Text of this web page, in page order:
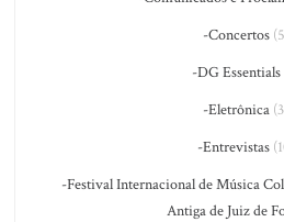
-Concertos
-DG Essentials
-Eletrônica
-Entrevistas
-Festival Internacional de Música
Antiga de Juiz de